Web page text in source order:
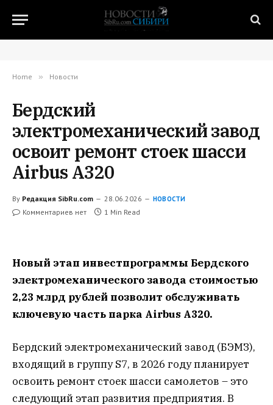
Home » Новости
Бердский
электромеханический завод
освоит ремонт стоек шасси
Airbus A320
By Редакция SibRu.com 28.06.2026 НОВОСТИ
Комментариев нет 1 Min Read
Новый этап инвестпрограммы Бердского
электромеханического завода стоимостью
2,23 млрд рублей позволит обслуживать
ключевую часть парка Airbus A320.
Бердский электромеханический завод (БЭМЗ),
входящий в группу S7, в 2026 году планирует
освоить ремонт стоек шасси самолетов – это
следующий этап развития предприятия. В